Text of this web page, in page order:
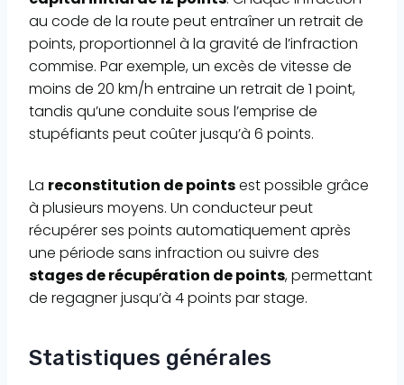
au code de la route peut entraîner un retrait de
points, proportionnel à la gravité de l’infraction
commise. Par exemple, un excès de vitesse de
moins de 20 km/h entraine un retrait de 1 point,
tandis qu’une conduite sous l’emprise de
stupéfiants peut coûter jusqu’à 6 points.
La reconstitution de pointsest possible grâce
à plusieurs moyens. Un conducteur peut
récupérer ses points automatiquement après
une période sans infraction ou suivre des
stages de récupération de points, permettant
de regagner jusqu’à 4 points par stage.
Statistiques générales